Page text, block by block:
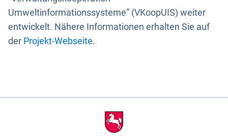
Umweltinformationssysteme” (VKoopUIS) weiter
entwickelt. Nähere Informationen erhalten Sie auf
der Projekt-Webseite.